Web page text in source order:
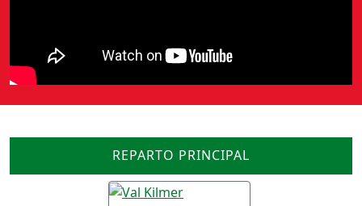
REPARTO PRINCIPAL